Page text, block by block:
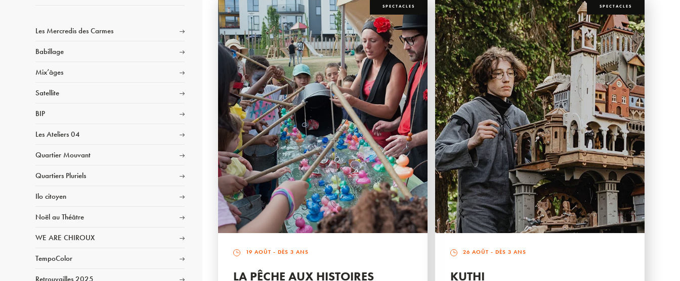
Les Mercredis des Carmes
Babillage
Mix’âges
Satellite
BIP
Les Ateliers 04
Quartier Mouvant
Quartiers Pluriels
Ilo citoyen
Noël au Théâtre
WE ARE CHIROUX
TempoColor
Retrouvailles 2025
SPECTACLES
19 AOÛT - DÈS 3 ANS
LA PÊCHE AUX HISTOIRES
SPECTACLES
26 AOÛT - DÈS 3 ANS
KUTHI